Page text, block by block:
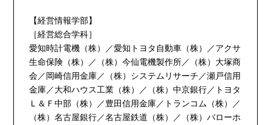
【経営情報学部】
［経営総合学科］
愛知時計電機（株）／愛知トヨタ自動車（株）／アクサ
生命保険（株）／（株）今仙電機製作所／（株）大塚商
会／岡崎信用金庫／（株）システムリサーチ／瀬戸信用
金庫／大和ハウス工業（株）／（株）中京銀行／トヨタ
Ｌ＆Ｆ中部（株）／豊田信用金庫／トランコム（株）／
（株）名古屋銀行／名古屋鉄道（株）／（株）バローホ